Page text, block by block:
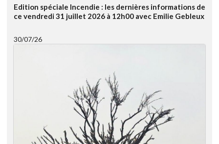
Edition spéciale Incendie : les dernières informations de
ce vendredi 31 juillet 2026 à 12h00 avec Emilie Gebleux
30/07/26